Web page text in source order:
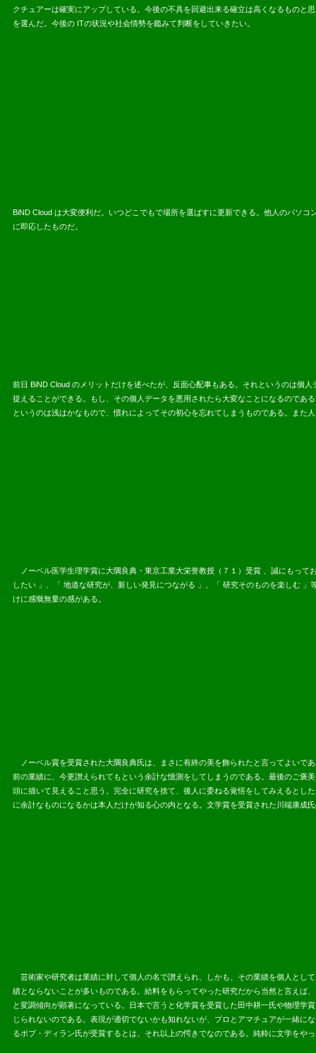
クチュアーは確実にアップしている。今後の不具を回避出来る確立は高くなるもの
を選んだ。今後の ITの状況や社会情勢を鑑みて判断をしていきたい。
BiND Cloud は大変便利だ。いつどこでもで場所を選ばすに更新できる。他人のパソ
に即応したものだ。
前日 BiND Cloud のメリットだけを述べたが、反面心配事もある。それというのは個
捉えることができる。もし、その個人データを悪用されたら大変なことになるのであ
というのは浅はかなもので、慣れによってその初心を忘れてしまうものである。ま
ノーベル医学生理学賞に大隅良典・東京工業大栄誉教授（７１）受賞 、誠にもって
したい 」、「 地道な研究が、新しい発見につながる 」、「 研究そのものを楽しむ
けに感慨無量の感がある。
ノーベル賞を受賞された大隅良典氏は、まさに有終の美を飾られたと言ってよいで
前の業績に、今更讃えられてもという余計な憶測をしてしまうのである。最後のご褒
頭に描いて見えること思う。完全に研究を捨て、後人に委ねる覚悟をしてみえるとし
に余計なものになるかは本人だけが知る心の内となる。文学賞を受賞された川端康成
芸術家や研究者は業績に対して個人の名で讃えられ、しかも、その業績を個人とし
績とならないことが多いものである。給料をもらってやった研究だから当然と言えば
と変調傾向が顕著になっている。日本で言うと化学賞を受賞した田中耕一氏や物理
じられないのである。表現が適切でないかも知れないが、プロとアマチュアが一緒
るボブ・ディラン氏が受賞するとは、それ以上の愕きでなのである。純粋に文学をや